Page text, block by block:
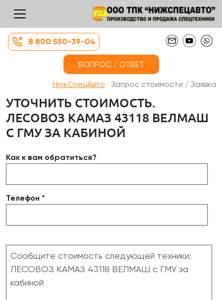
8 800 550-39-04
ВОПРОС / ОТВЕТ
НижСпецАвто Запрос стоимости / Заявка
УТОЧНИТЬ СТОИМОСТЬ.
ЛЕСОВОЗ КАМАЗ 43118 ВЕЛМАШ
С ГМУ ЗА КАБИНОЙ
Как к вам обратиться?
Телефон *